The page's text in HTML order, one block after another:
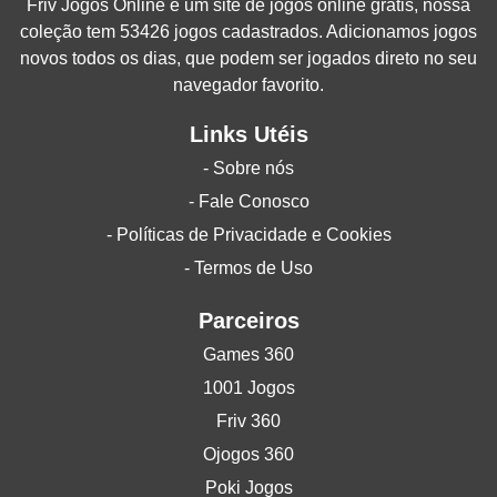
Friv Jogos Online é um site de jogos online grátis, nossa
coleção tem 53426 jogos cadastrados. Adicionamos jogos
novos todos os dias, que podem ser jogados direto no seu
navegador favorito.
Links Utéis
- Sobre nós
- Fale Conosco
- Políticas de Privacidade e Cookies
- Termos de Uso
Parceiros
Games 360
1001 Jogos
Friv 360
Ojogos 360
Poki Jogos